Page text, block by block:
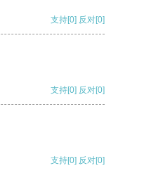
支持[0] 反对[0]
支持[0] 反对[0]
支持[0] 反对[0]